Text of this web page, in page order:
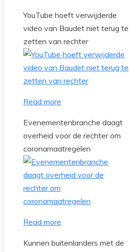
YouTube hoeft verwijderde
video van Baudet niet terug te
zetten van rechter
Read more
Evenementenbranche daagt
overheid voor de rechter om
coronamaatregelen
Read more
Kunnen buitenlanders met de